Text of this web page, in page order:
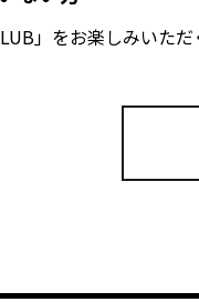
」をお楽しみい